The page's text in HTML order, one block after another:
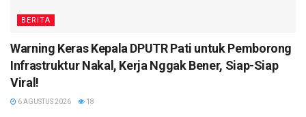
BERITA
Warning Keras Kepala DPUTR Pati untuk Pemborong
Infrastruktur Nakal, Kerja Nggak Bener, Siap-Siap
Viral!
6 AGUSTUS 2026 18